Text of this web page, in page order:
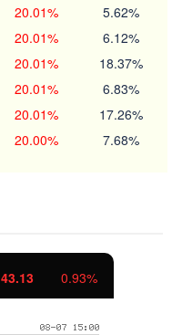
20.01% 5.62%
20.01% 6.12%
20.01% 18.37%
20.01% 6.83%
20.01% 17.26%
20.00% 7.68%
43.13 0.93%